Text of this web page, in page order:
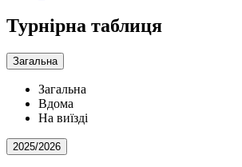
Турнірна таблиця
Загальна
Загальна
Вдома
На виїзді
2025/2026